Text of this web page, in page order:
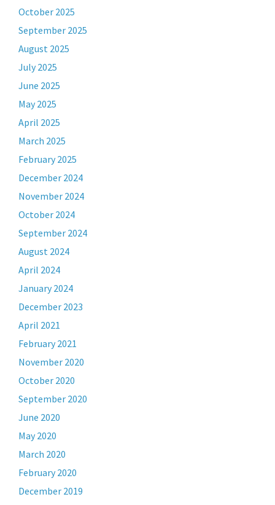
October 2025
September 2025
August 2025
July 2025
June 2025
May 2025
April 2025
March 2025
February 2025
December 2024
November 2024
October 2024
September 2024
August 2024
April 2024
January 2024
December 2023
April 2021
February 2021
November 2020
October 2020
September 2020
June 2020
May 2020
March 2020
February 2020
December 2019